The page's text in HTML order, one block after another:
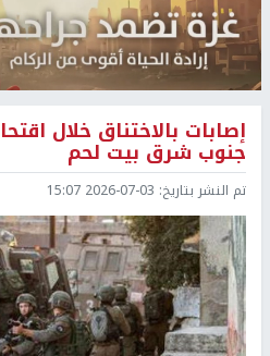
إصابات بالاختناق خلال
جنوب شرق بيت لحم
تم النشر بتاريخ: 2026-07-03 15:07